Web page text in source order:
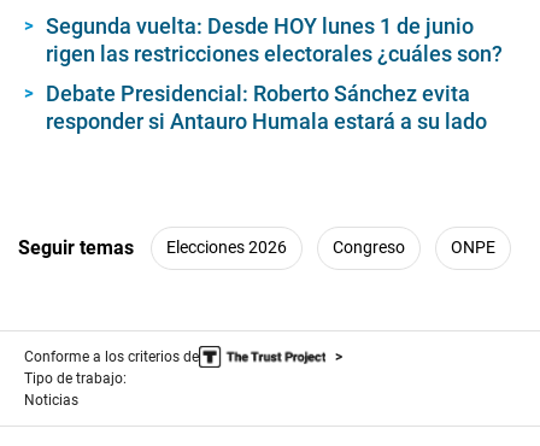
Segunda vuelta: Desde HOY lunes 1 de junio
rigen las restricciones electorales ¿cuáles son?
Debate Presidencial: Roberto Sánchez evita
responder si Antauro Humala estará a su lado
Seguir temas Elecciones 2026 Congreso ONPE
Conforme a los criterios de
Tipo de trabajo:
Noticias